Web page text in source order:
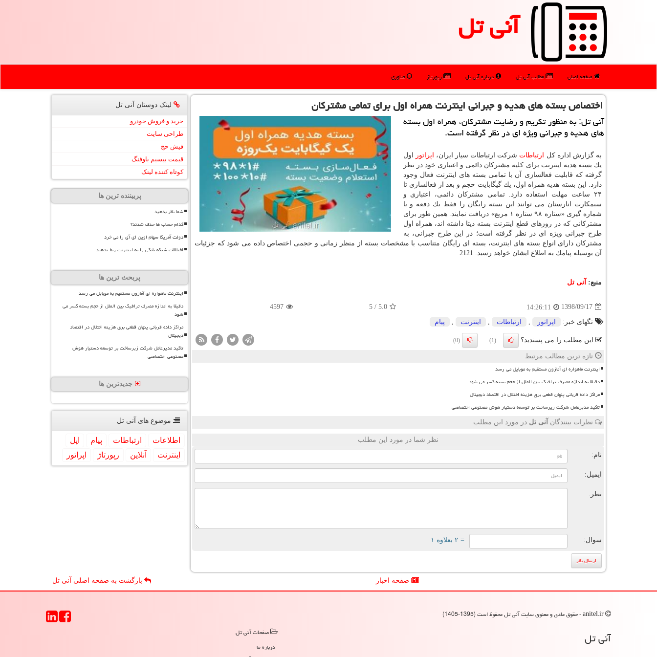
آنی تل
صفحه اصلی مطالب آنی تل درباره آنی تل رپورتاژ فناوری
اختصاص بسته های هدیه و جبرانی اینترنت همراه اول برای تمامی مشتركان
آنی تل: به منظور تكریم و رضایت مشتركان، همراه اول بسته
های هدیه و جبرانی ویژه ای در نظر گرفته است.
به گزارش اداره كل ارتباطات شركت ارتباطات سیار ایران، اپراتور
اول
یك بسته هدیه اینترنت برای كلیه مشتركان دائمی و اعتباری خود در نظر
گرفته كه قابلیت فعالسازی آن با تمامی بسته های اینترنت فعال وجود
دارد. این بسته هدیه همراه اول، یك گیگابایت حجم و بعد از فعالسازی تا
۲۴ ساعت مهلت استفاده دارد. تمامی مشتركان دائمی، اعتباری و
سیمكارت انارستان می توانند این بسته رایگان را فقط یك دفعه و با
شماره گیری «ستاره ۹۸ ستاره ۱ مربع» دریافت نمایند. همین طور برای
مشتركانی كه در روزهای قطع اینترنت بسته دیتا داشته اند، همراه اول
طرح جبرانی ویژه ای در نظر گرفته است؛ در این طرح جبرانی، به
مشتركان دارای انواع بسته های اینترنت، بسته ای رایگان متناسب با مشخصات بسته از منظر زمانی و حجمی اختصاص داده می شود كه جزئیات
آن بوسیله پیامك به اطلاع ایشان خواهد رسید. 2121
منبع: آنی تل
1398/09/17
14:26:11
5.0
/
5
4597
تگهای خبر: اپراتور ارتباطات اینترنت پیام
این مطلب را می پسندید؟ (1)
(0)
تازه ترین مطالب مرتبط
اینترنت ماهواره ای آمازون مستقیم به موبایل می رسد
دقیقا به اندازه مصرف ترافیک بین الملل از حجم بسته کسر می شود
مراکز داده قربانی پنهان قطعی برق هزینه اختلال در اقتصاد دیجیتال
تاکید مدیرعامل شرکت زیرساخت بر توسعه دستیار هوش مصنوعی اختصاصی
نظرات بینندگان آنی تل در مورد این مطلب
نظر شما در مورد این مطلب
نام:
ایمیل:
نظر:
سوال: = ۲ بعلاوه ۱
لینک دوستان آنی تل
خرید و فروش خودرو
طراحی سایت
فیش حج
قیمت بیسیم باوفنگ
کوتاه کننده لینک
پربیننده ترین ها
شما نظر بدهید
کدام حساب ها حذف شدند؟
دولت آمریکا سهام اوپن ای آی را می خرد
اختلالات شبکه بانکی را به اینترنت ربط ندهید
پربحث ترین ها
اینترنت ماهواره ای آمازون مستقیم به موبایل می رسد
دقیقا به اندازه مصرف ترافیک بین الملل از حجم بسته کسر می
شود
مراکز داده قربانی پنهان قطعی برق هزینه اختلال در اقتصاد
دیجیتال
تاکید مدیرعامل شرکت زیرساخت بر توسعه دستیار هوش
مصنوعی اختصاصی
جدیدترین ها
موضوع های آنی تل
اطلاعات ارتباطات پیام
اپل
اینترنت
آنلاین رپورتاژ اپراتور
صفحه اخبار بازگشت به صفحه اصلی آنی تل
آنی تل صفحات آنی تل
درباره ما